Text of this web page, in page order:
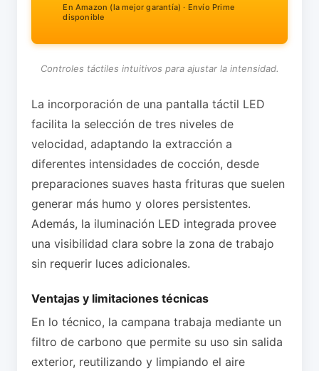
En Amazon (la mejor garantía) · Envío Prime
disponible
Controles táctiles intuitivos para ajustar la intensidad.
La incorporación de una pantalla táctil LED
facilita la selección de tres niveles de
velocidad, adaptando la extracción a
diferentes intensidades de cocción, desde
preparaciones suaves hasta frituras que suelen
generar más humo y olores persistentes.
Además, la iluminación LED integrada provee
una visibilidad clara sobre la zona de trabajo
sin requerir luces adicionales.
Ventajas y limitaciones técnicas
En lo técnico, la campana trabaja mediante un
filtro de carbono que permite su uso sin salida
exterior, reutilizando y limpiando el aire